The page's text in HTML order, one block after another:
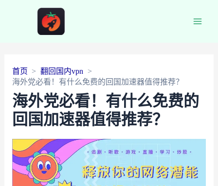
首页
翻回国内vpn
海外党必看！有什么免费的回国加速器值得推荐？
海外党必看！有什么免费的
回国加速器值得推荐？